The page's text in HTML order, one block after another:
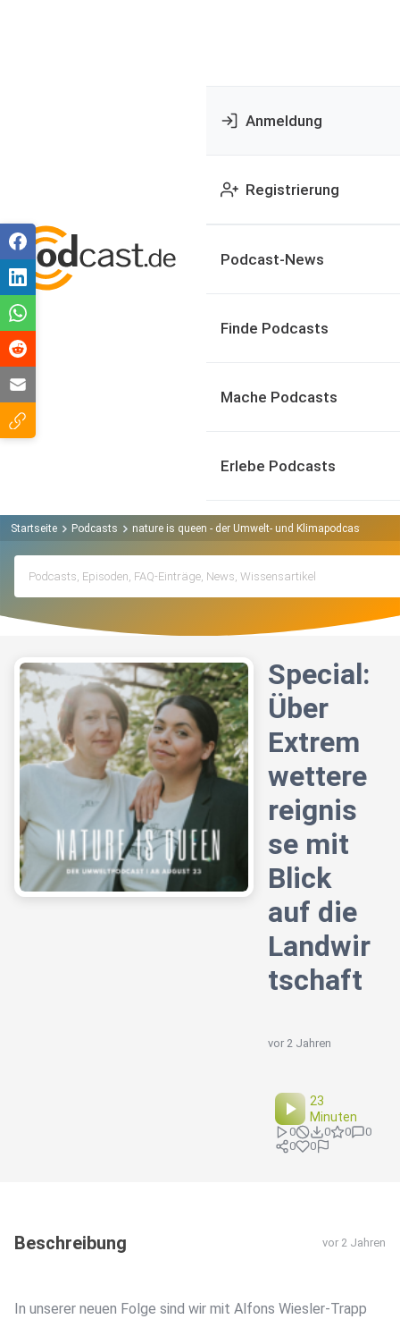
Anmeldung
Registrierung
Podcast-News
Finde Podcasts
Mache Podcasts
Erlebe Podcasts
Startseite Podcasts nature is queen - der Umwelt- und Klimapodcast
Special:
Über
Extrem
wettere
reignis
se mit
Blick
auf die
Landwir
tschaft
vor 2 Jahren
23
Minuten
0 0 0
0
0
0
Beschreibung vor 2 Jahren
In unserer neuen Folge sind wir mit Alfons Wiesler-Trapp